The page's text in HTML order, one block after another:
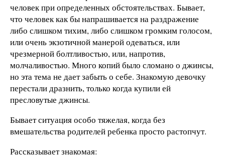
человек при определенных обстоятельствах. Бывает,
что человек как бы напрашивается на раздражение
либо слишком тихим, либо слишком громким голосом,
или очень экзотичной манерой одеваться, или
чрезмерной болтливостью, или, напротив,
молчаливостью. Много копий было сломано о джинсы,
но эта тема не дает забыть о себе. Знакомую девочку
перестали дразнить, только когда купили ей
пресловутые джинсы.
Бывает ситуация особо тяжелая, когда без
вмешательства родителей ребенка просто растопчут.
Рассказывает знакомая: